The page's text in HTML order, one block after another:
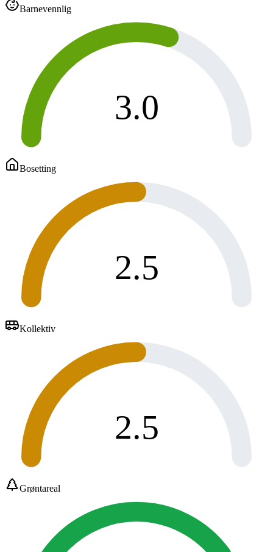
Barnevennlig
3.0
Bosetting
2.5
Kollektiv
2.5
Grøntareal